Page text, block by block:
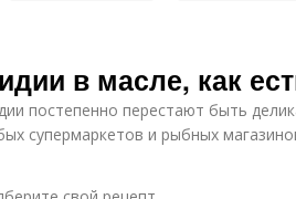
в масле, как
постепенно перестают быть
супермаркетов и рыбных